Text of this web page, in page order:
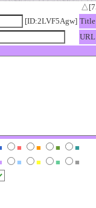
[ID:2LVF5Agw] Title
URL
■ ■ ■
■
■ ■ ■
■